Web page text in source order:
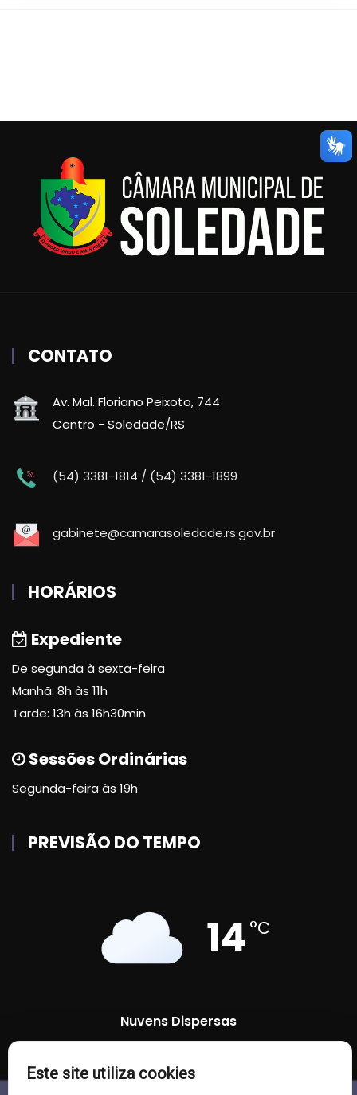
CONTATO
Av. Mal. Floriano Peixoto, 744
Centro - Soledade/RS
(54) 3381-1814 / (54) 3381-1899
gabinete@camarasoledade.rs.gov.br
HORÁRIOS
Expediente
De segunda à sexta-feira
Manhã: 8h às 11h
Tarde: 13h às 16h30min
Sessões Ordinárias
Segunda-feira às 19h
PREVISÃO DO TEMPO
14 °C
Nuvens Dispersas
96 % 1009 mb
Este site utiliza cookies